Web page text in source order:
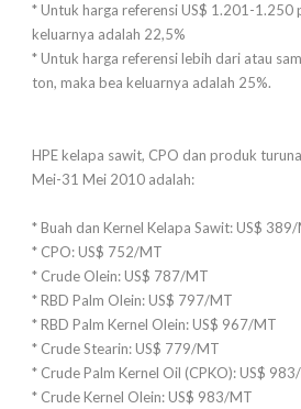
* Untuk harga referensi US$ 1.201-1.250
keluarnya adalah 22,5%
* Untuk harga referensi lebih dari atau
ton, maka bea keluarnya adalah 25%.
HPE kelapa sawit, CPO dan produk
Mei-31 Mei 2010 adalah:
* Buah dan Kernel Kelapa Sawit: US$
* CPO: US$ 752/MT
* Crude Olein: US$ 787/MT
* RBD Palm Olein: US$ 797/MT
* RBD Palm Kernel Olein: US$ 967/MT
* Crude Stearin: US$ 779/MT
* Crude Palm Kernel Oil (CPKO): US$
* Crude Kernel Olein: US$ 983/MT